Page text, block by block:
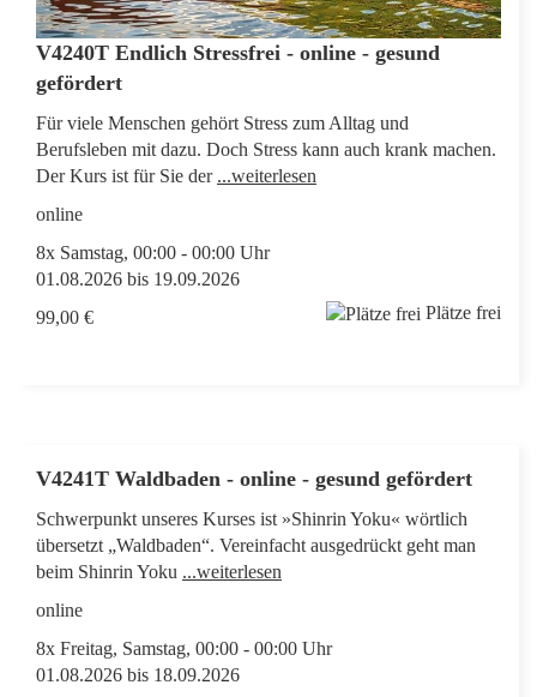
V4240T Endlich Stressfrei - online - gesund
gefördert
Für viele Menschen gehört Stress zum Alltag und
Berufsleben mit dazu. Doch Stress kann auch krank machen.
Der Kurs ist für Sie der ...weiterlesen
online
8x Samstag, 00:00 - 00:00 Uhr
01.08.2026 bis 19.09.2026
99,00 €
Plätze frei
V4241T Waldbaden - online - gesund gefördert
Schwerpunkt unseres Kurses ist »Shinrin Yoku« wörtlich
übersetzt „Waldbaden“. Vereinfacht ausgedrückt geht man
beim Shinrin Yoku ...weiterlesen
online
8x Freitag, Samstag, 00:00 - 00:00 Uhr
01.08.2026 bis 18.09.2026